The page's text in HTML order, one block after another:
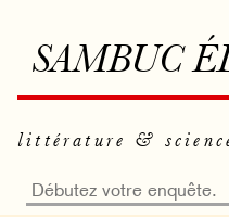
SAMBUC
littérature &